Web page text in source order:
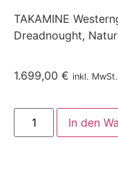
TAKAMINE
Dreadnought,
1.699,00 € inkl. MwSt.
In den